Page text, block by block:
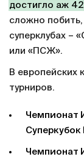
достигло аж 42
сложно
суперклубах –
или «ПСЖ».
В европейских
турниров.
Чемпионат
Суперкубок
Чемпионат